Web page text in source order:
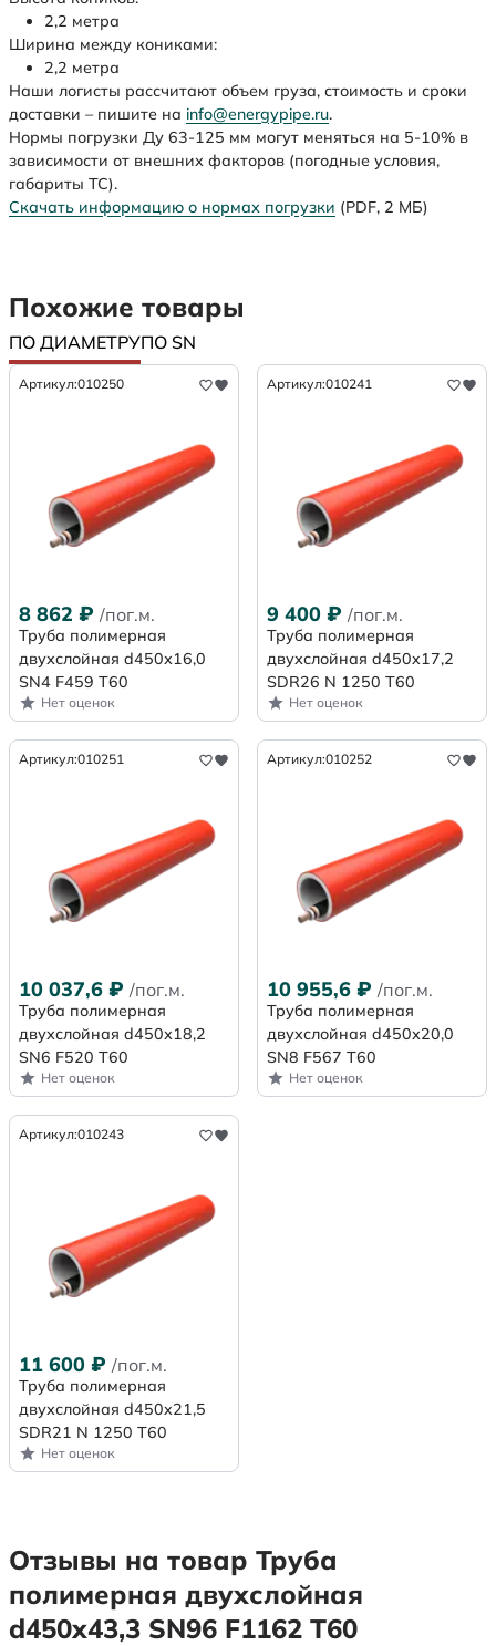
2,2 метра
Ширина между кониками:
2,2 метра
Наши логисты рассчитают объем груза, стоимость и сроки
доставки – пишите на info@energypipe.ru.
Нормы погрузки Ду 63-125 мм могут меняться на 5-10% в
зависимости от внешних факторов (погодные условия,
габариты ТС).
Скачать информацию о нормах погрузки (PDF, 2 МБ)
Похожие товары
ПО ДИАМЕТРУПО SN
Артикул:010250
8 862 ₽ /пог.м.
Труба полимерная
двухслойная d450х16,0
SN4 F459 Т60
Нет оценок
Артикул:010241
9 400 ₽ /пог.м.
Труба полимерная
двухслойная d450x17,2
SDR26 N 1250 Т60
Нет оценок
Артикул:010251
10 037,6 ₽ /пог.м.
Труба полимерная
двухслойная d450х18,2
SN6 F520 Т60
Нет оценок
Артикул:010252
10 955,6 ₽ /пог.м.
Труба полимерная
двухслойная d450х20,0
SN8 F567 Т60
Нет оценок
Артикул:010243
11 600 ₽ /пог.м.
Труба полимерная
двухслойная d450x21,5
SDR21 N 1250 Т60
Нет оценок
Отзывы на товар Труба
полимерная двухслойная
d450х43,3 SN96 F1162 Т60